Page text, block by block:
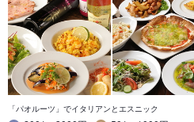
「パオルーツ」でイタリアンとエスニック